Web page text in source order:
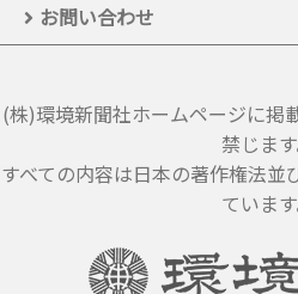
お問い合わせ
(株)環境新聞社ホームページに掲
禁じます
すべての内容は日本の著作権法
ています